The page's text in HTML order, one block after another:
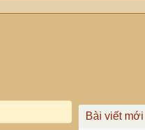
Bài viết mới